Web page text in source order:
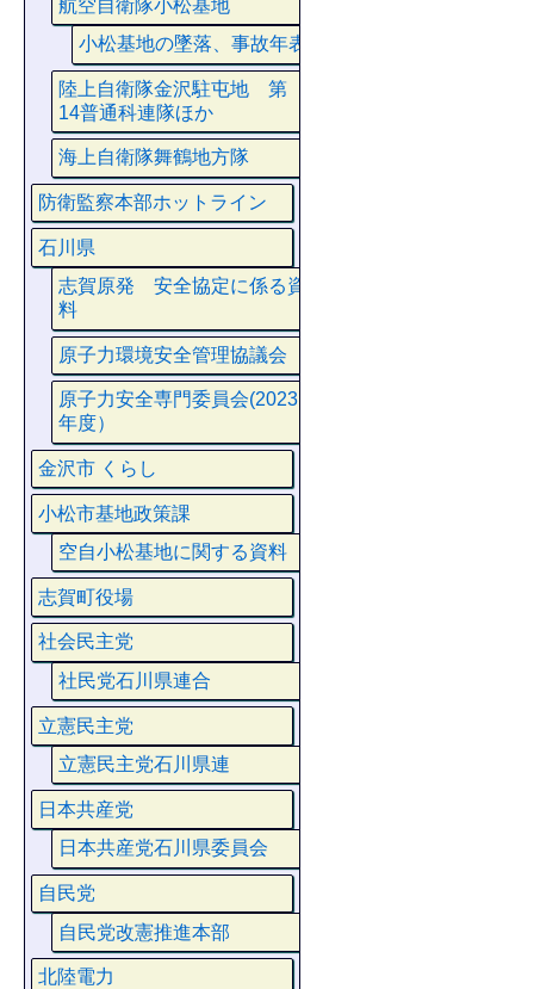
航空自衛隊小松基地
小松基地の墜落、事故年表
陸上自衛隊金沢駐屯地 第
14普通科連隊ほか
海上自衛隊舞鶴地方隊
防衛監察本部ホットライン
石川県
志賀原発 安全協定に係る資
料
原子力環境安全管理協議会
原子力安全専門委員会(2023
年度）
金沢市 くらし
小松市基地政策課
空自小松基地に関する資料
志賀町役場
社会民主党
社民党石川県連合
立憲民主党
立憲民主党石川県連
日本共産党
日本共産党石川県委員会
自民党
自民党改憲推進本部
北陸電力